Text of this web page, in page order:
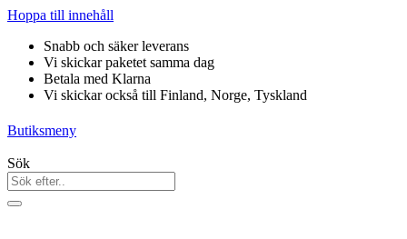
Hoppa till innehåll
Snabb och säker leverans
Vi skickar paketet samma dag
Betala med Klarna
Vi skickar också till Finland, Norge, Tyskland
Butiksmeny
Sök